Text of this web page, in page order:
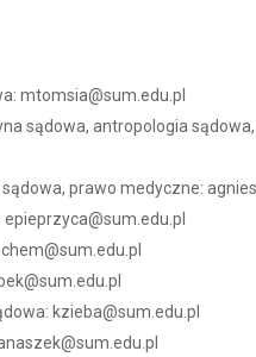
mtomsia@sum.edu.pl
sądowa, antropologia
prawo medyczne:
kzieba@sum.edu.pl